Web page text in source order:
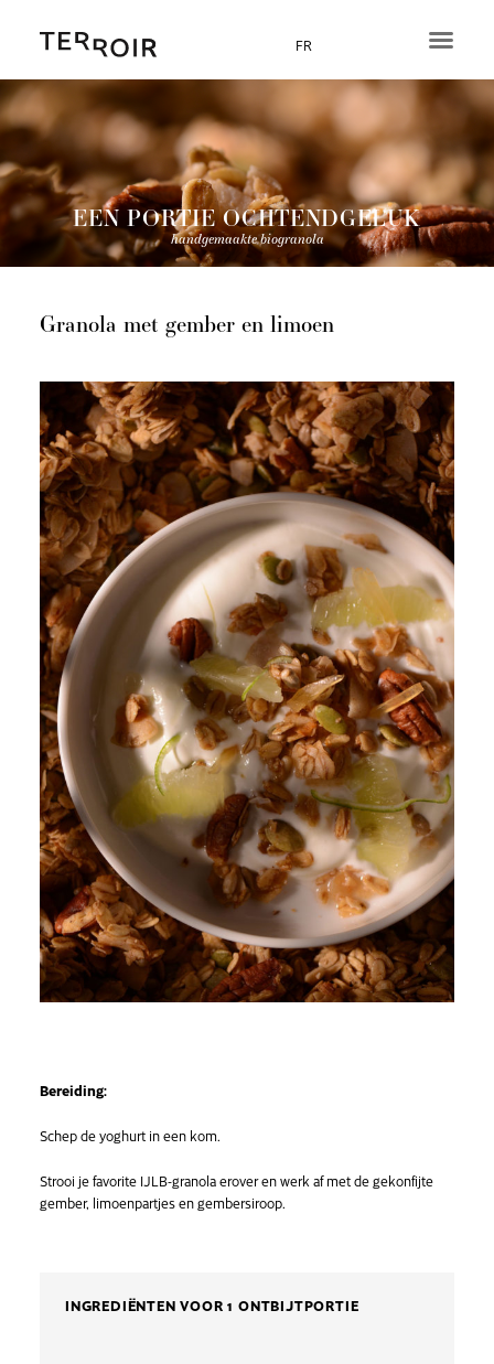
inhoud
FR
EEN PORTIE OCHTENDGELUK
handgemaakte biogranola
INGREDIËNTEN VOOR 1 ONTBIJTPORTIE
Granola met gember en limoen
Bereiding:
Schep de yoghurt in een kom.
Strooi je favorite IJLB-granola erover en werk af met de gekonfijte
gember, limoenpartjes en gembersiroop.